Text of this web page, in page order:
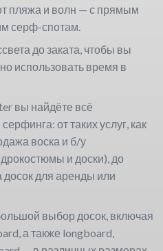
пляжа и волн — с прямым
серф-спотам.
до заката, чтобы вы
использовать время в
вы найдёте всё
от таких услуг, как
воска и б/у
и доски), до
для аренды или
выбор досок, включая
а также longboard,